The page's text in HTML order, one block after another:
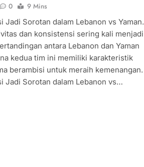
0
9 Mins
Sorotan dalam Lebanon vs Yaman.
dan konsistensi sering kali menjadi
antara Lebanon dan Yaman
kedua tim ini memiliki karakteristik
berambisi untuk meraih kemenangan.
Jadi Sorotan dalam Lebanon vs…